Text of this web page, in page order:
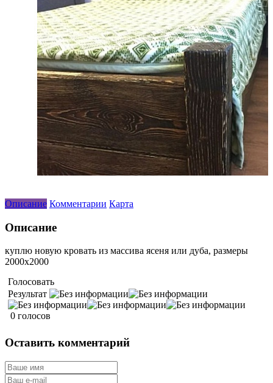
Описание Комментарии Карта
Описание
куплю новую кровать из массива ясеня или дуба, размеры
2000х2000
Голосовать
Результат
0 голосов
Оставить комментарий